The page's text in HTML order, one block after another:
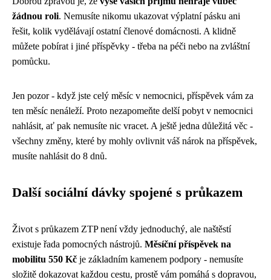
žádnou roli. Nemusíte nikomu ukazovat výplatní pásku ani
řešit, kolik vydělávají ostatní členové domácnosti. A klidně
můžete pobírat i jiné příspěvky - třeba na péči nebo na zvláštní
pomůcku.
Jen pozor - když jste celý měsíc v nemocnici, příspěvek vám za
ten měsíc nenáleží. Proto nezapomeňte delší pobyt v nemocnici
nahlásit, ať pak nemusíte nic vracet. A ještě jedna důležitá věc -
všechny změny, které by mohly ovlivnit váš nárok na příspěvek,
musíte nahlásit do 8 dnů.
Další sociální dávky spojené s průkazem
Život s průkazem ZTP není vždy jednoduchý, ale naštěstí
existuje řada pomocných nástrojů. Měsíční příspěvek na
mobilitu 550 Kč je základním kamenem podpory - nemusíte
složitě dokazovat každou cestu, prostě vám pomáhá s dopravou,